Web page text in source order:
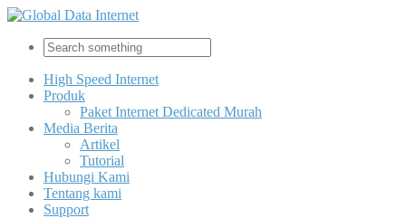
High Speed Internet
Produk
Paket Internet Dedicated Murah
Media Berita
Artikel
Tutorial
Hubungi Kami
Tentang kami
Support